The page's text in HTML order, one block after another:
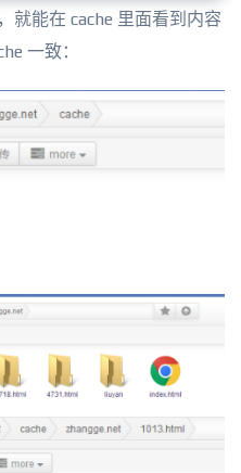
就能在 cache 里面看到内容
一致：